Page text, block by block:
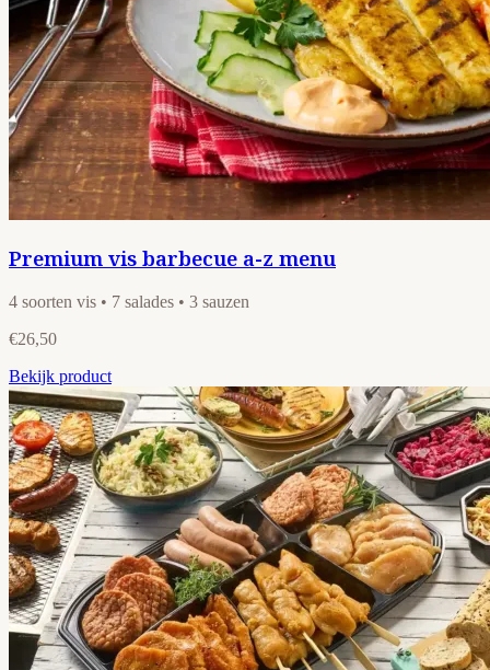
Premium vis barbecue a-z menu
4 soorten vis • 7 salades • 3 sauzen
€26,50
Bekijk product